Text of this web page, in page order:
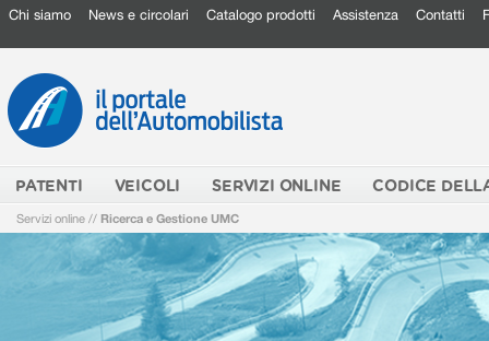
Chi siamo News e circolari Catalogo prodotti Assistenza Contatti
PATENTI VEICOLI SERVIZI ONLINE CODICE
Servizi online // Ricerca e Gestione UMC